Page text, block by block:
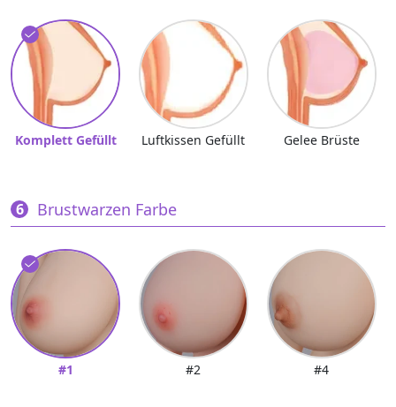
Komplett Gefüllt Luftkissen Gefüllt Gelee Brüste
Brustwarzen Farbe
#1 #2 #4